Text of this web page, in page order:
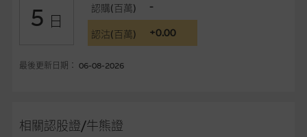
5 日
認購(百萬) -
認沽(百萬) +0.00
最後更新日期： 06-08-2026
相關認股證/牛熊證
與結構性產品有關的風險
結構性產品並無抵押品，如發行人無力償債或違約，投資者可能
無法收回部份或全部應收款項。結構性產品價格可升可跌。過往
表現並不反映未來表現。產品的第二市場可能有限而麥格理資本
備有強制贖回機制可能被提早終止，届時(i) N類牛熊證投資者會